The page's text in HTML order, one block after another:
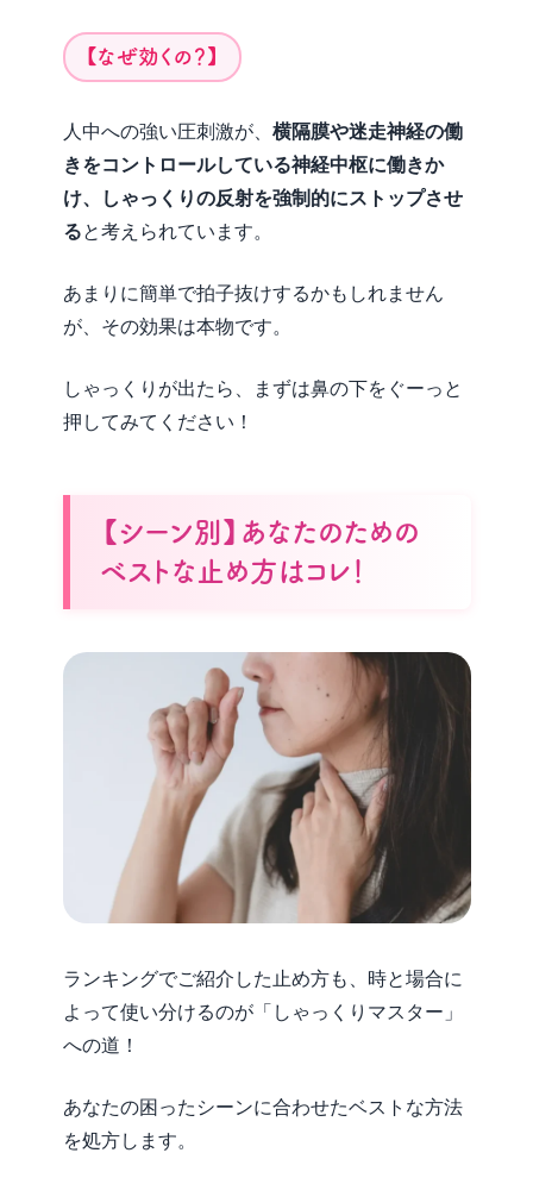
【なぜ効くの？】
人中への強い圧刺激が、 横隔膜や迷走神経の働
きをコントロールしている神経中枢に働きか
け、しゃっくりの反射を強制的にストップさせ
ると考えられています。
あまりに簡単で拍子抜けするかもしれません
が、その効果は本物です。
しゃっくりが出たら、まずは鼻の下をぐーっと
押してみてください！
【シーン別】あなたのための
ベストな止め方はコレ！
ランキングでご紹介した止め方も、時と場合に
よって使い分けるのが「しゃっくりマスター」
への道！
あなたの困ったシーンに合わせたベストな方法
を処方します。